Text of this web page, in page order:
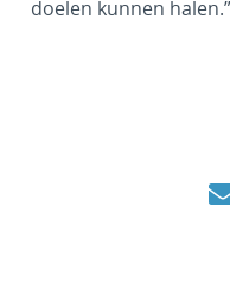
doelen kunnen halen.”